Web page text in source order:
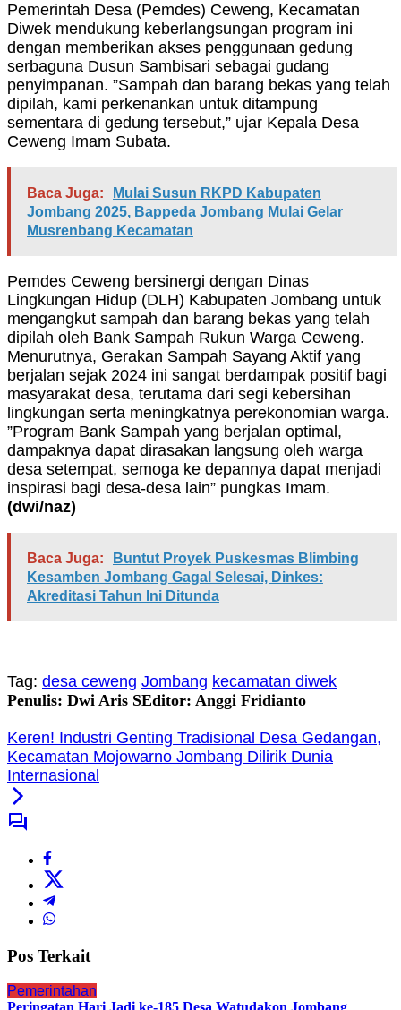
Pemerintah Desa (Pemdes) Ceweng, Kecamatan
Diwek mendukung keberlangsungan program ini
dengan memberikan akses penggunaan gedung
serbaguna Dusun Sambisari sebagai gudang
penyimpanan. ”Sampah dan barang bekas yang telah
dipilah, kami perkenankan untuk ditampung
sementara di gedung tersebut,” ujar Kepala Desa
Ceweng Imam Subata.
Baca Juga:
Mulai Susun RKPD Kabupaten
Jombang 2025, Bappeda Jombang Mulai Gelar
Musrenbang Kecamatan
Pemdes Ceweng bersinergi dengan Dinas
Lingkungan Hidup (DLH) Kabupaten Jombang untuk
mengangkut sampah dan barang bekas yang telah
dipilah oleh Bank Sampah Rukun Warga Ceweng.
Menurutnya, Gerakan Sampah Sayang Aktif yang
berjalan sejak 2024 ini sangat berdampak positif bagi
masyarakat desa, terutama dari segi kebersihan
lingkungan serta meningkatnya perekonomian warga.
”Program Bank Sampah yang berjalan optimal,
dampaknya dapat dirasakan langsung oleh warga
desa setempat, semoga ke depannya dapat menjadi
inspirasi bagi desa-desa lain” pungkas Imam.
(dwi/naz)
Baca Juga:
Buntut Proyek Puskesmas Blimbing
Kesamben Jombang Gagal Selesai, Dinkes:
Akreditasi Tahun Ini Ditunda
Tag: desa ceweng Jombang kecamatan diwek
Penulis: Dwi Aris SEditor: Anggi Fridianto
Keren! Industri Genting Tradisional Desa Gedangan,
Kecamatan Mojowarno Jombang Dilirik Dunia
Internasional
Pos Terkait
Pemerintahan
Peringatan Hari Jadi ke-185 Desa Watudakon Jombang